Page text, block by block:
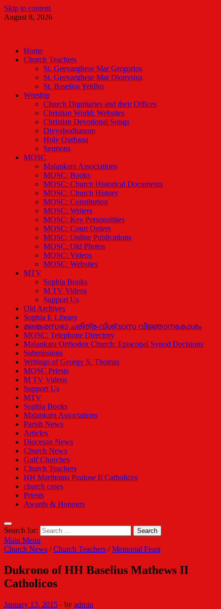
Skip to content
August 8, 2026
Home
Church Teachers
St. Geevarghese Mar Gregorios
St. Geevarghese Mar Dionysius
St. Baselios Yeldho
Worship
Church Dignitaries and their Offices
Christian World: Websites
Christian Devotional Songs
Divyabodhanam
Holy Qurbana
Sermons
MOSC
Malankara Associations
MOSC: Books
MOSC: Church Historical Documents
MOSC: Church History
MOSC: Constitution
MOSC: Writers
MOSC: Key Personalities
MOSC: Court Orders
MOSC: Online Publications
MOSC: Old Photos
MOSC: Videos
MOSC: Websites
MTV
Sophia Books
M TV Videos
Support Us
Old Archives
Sophia E Library
മലങ്കരസഭാ ചരിത്ര-വിശ്വാസ വിജ്ഞാനകോശം
MOSC: Telephone Directory
Malankara Orthodox Church: Episcopal Synod Decisions
Submissions
Writings of Georgy S. Thomas
MOSC Priests
M TV Videos
Support Us
MTV
Sophia Books
Malankara Associations
Parish News
Articles
Diocesan News
Church News
Gulf Churches
Church Teachers
HH Marthoma Paulose II Catholicos
church cases
Priests
Awards & Honours
Search for:
Main Menu
Church News /Church Teachers /Memorial Feast
Dukrono of HH Baselius Mathews II
Catholicos
January 13, 2015 - by admin